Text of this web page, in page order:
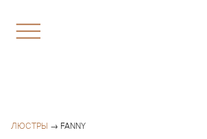
ЛЮСТРЫ → FANNY